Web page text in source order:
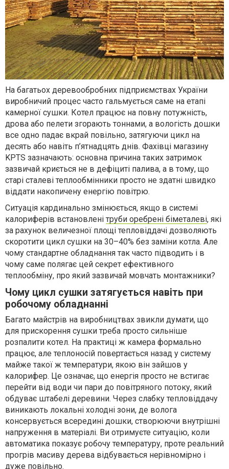
На багатьох деревообробних підприємствах України
виробничий процес часто гальмується саме на етапі
камерної сушки. Котел працює на повну потужність,
дрова або пелети згорають тоннами, а вологість дошки
все одно падає вкрай повільно, затягуючи цикл на
десять або навіть п’ятнадцять днів. Фахівці магазину
KPTS зазначають: основна причина таких затримок
зазвичай криється не в дефіциті палива, а в тому, що
старі сталеві теплообмінники просто не здатні швидко
віддати накопичену енергію повітрю.
Ситуація кардинально змінюється, якщо в системі
калориферів встановлені труби оребрені біметалеві, які
за рахунок величезної площі тепловіддачі дозволяють
скоротити цикл сушки на 30–40% без заміни котла. Але
чому стандартне обладнання так часто підводить і в
чому саме полягає цей секрет ефективного
теплообміну, про який зазвичай мовчать монтажники?
Чому цикл сушки затягується навіть при
робочому обладнанні
Багато майстрів на виробництвах звикли думати, що
для прискорення сушки треба просто сильніше
розпалити котел. На практиці ж камера формально
працює, але теплоносій повертається назад у систему
майже такої ж температури, якою він зайшов у
калорифер. Це означає, що енергія просто не встигає
перейти від води чи пари до повітряного потоку, який
обдуває штабелі деревини. Через слабку тепловіддачу
виникають локальні холодні зони, де волога
консервується всередині дошки, створюючи внутрішні
напруження в матеріалі. Ви отримуєте ситуацію, коли
автоматика показує робочу температуру, проте реальний
прогрів масиву дерева відбувається нерівномірно і
дуже повільно.